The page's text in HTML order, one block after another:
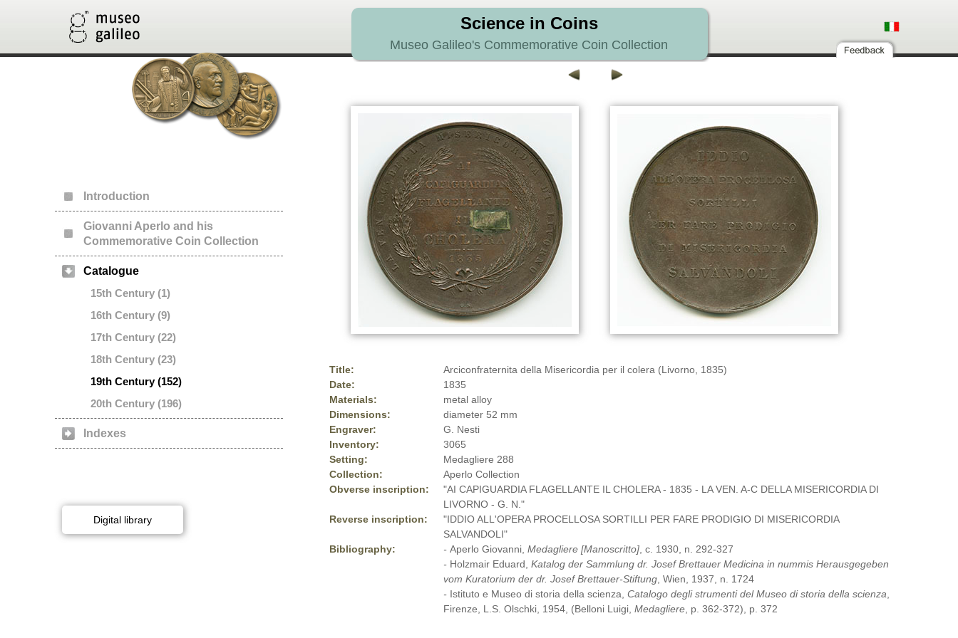
Introduction
Giovanni Aperlo and his
Commemorative Coin Collection
Catalogue
15th Century (1)
16th Century (9)
17th Century (22)
18th Century (23)
19th Century (152)
20th Century (196)
Indexes
Digital library
Science in Coins
Museo Galileo's Commemorative Coin Collection
Title:
Arciconfraternita della Misericordia per il colera (Livorno, 1835)
Date:
1835
Materials:
metal alloy
Dimensions:
diameter 52 mm
Engraver:
G. Nesti
Inventory:
3065
Setting:
Medagliere 288
Collection:
Aperlo Collection
Obverse inscription:
"AI CAPIGUARDIA FLAGELLANTE IL CHOLERA - 1835 - LA VEN. A-C DELLA MISERICORDIA DI
LIVORNO - G. N."
Reverse inscription:
"IDDIO ALL'OPERA PROCELLOSA SORTILLI PER FARE PRODIGIO DI MISERICORDIA
SALVANDOLI"
Bibliography:
- Aperlo Giovanni, Medagliere [Manoscritto] , c. 1930, n. 292-327
- Holzmair Eduard, Katalog der Sammlung dr. Josef Brettauer Medicina in nummis Herausgegeben
vom Kuratorium der dr. Josef Brettauer-Stiftung , Wien, 1937, n. 1724
- Istituto e Museo di storia della scienza, Catalogo degli strumenti del Museo di storia della scienza
Firenze, L.S. Olschki, 1954, (Belloni Luigi, Medagliere , p. 362-372), p. 372